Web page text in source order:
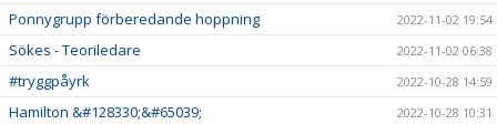
Ponnygrupp förberedande hoppning 2022-11-02 19:54
Sökes - Teoriledare 2022-11-02 06:38
#tryggpåyrk 2022-10-28 14:59
Hamilton &#128330;&#65039; 2022-10-28 10:31